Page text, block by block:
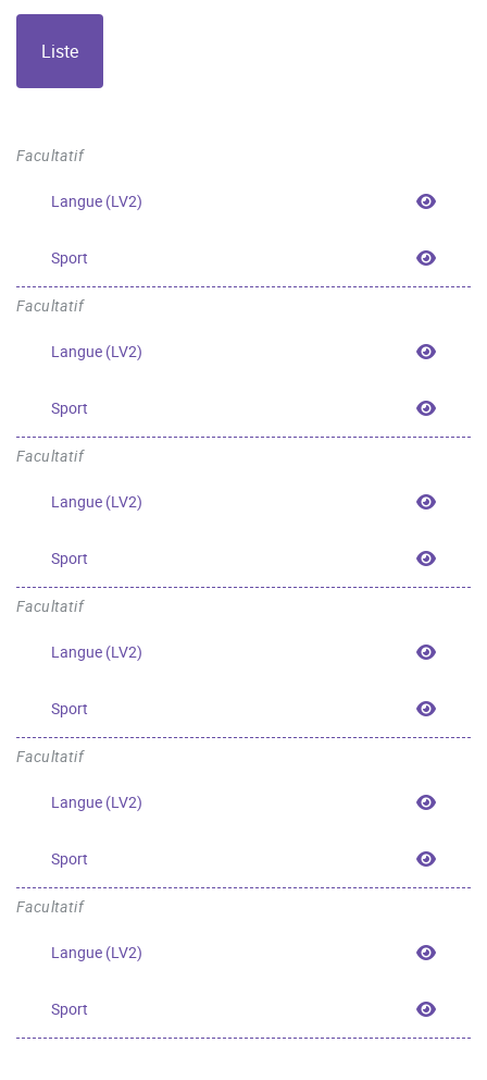
Liste
Facultatif
Langue (LV2)
Sport Sport
Facultatif
Langue (LV2)
Sport Sport
Facultatif
Langue (LV2)
Sport Sport
Facultatif
Langue (LV2)
Sport Sport
Facultatif
Langue (LV2)
Sport Sport
Facultatif
Langue (LV2)
Sport Sport